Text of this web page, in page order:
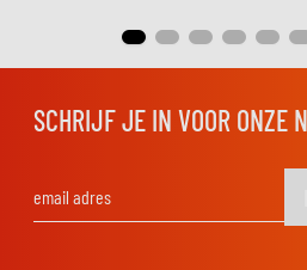
SCHRIJF JE IN VOOR ONZE